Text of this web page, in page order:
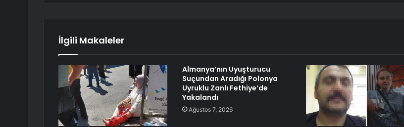
İlgili Makaleler
Almanya’nın Uyuşturucu
Suçundan Aradığı Polonya
Uyruklu Zanlı Fethiye’de
Yakalandı
Ağustos 7, 2026